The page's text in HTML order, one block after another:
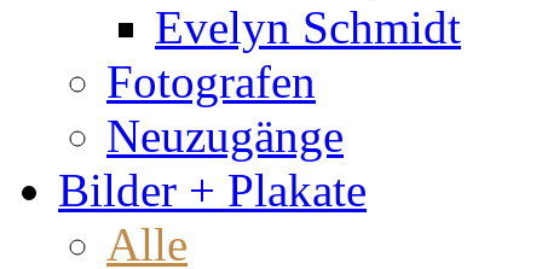
Evelyn Schmidt
Fotografen
Neuzugänge
Bilder + Plakate
Alle